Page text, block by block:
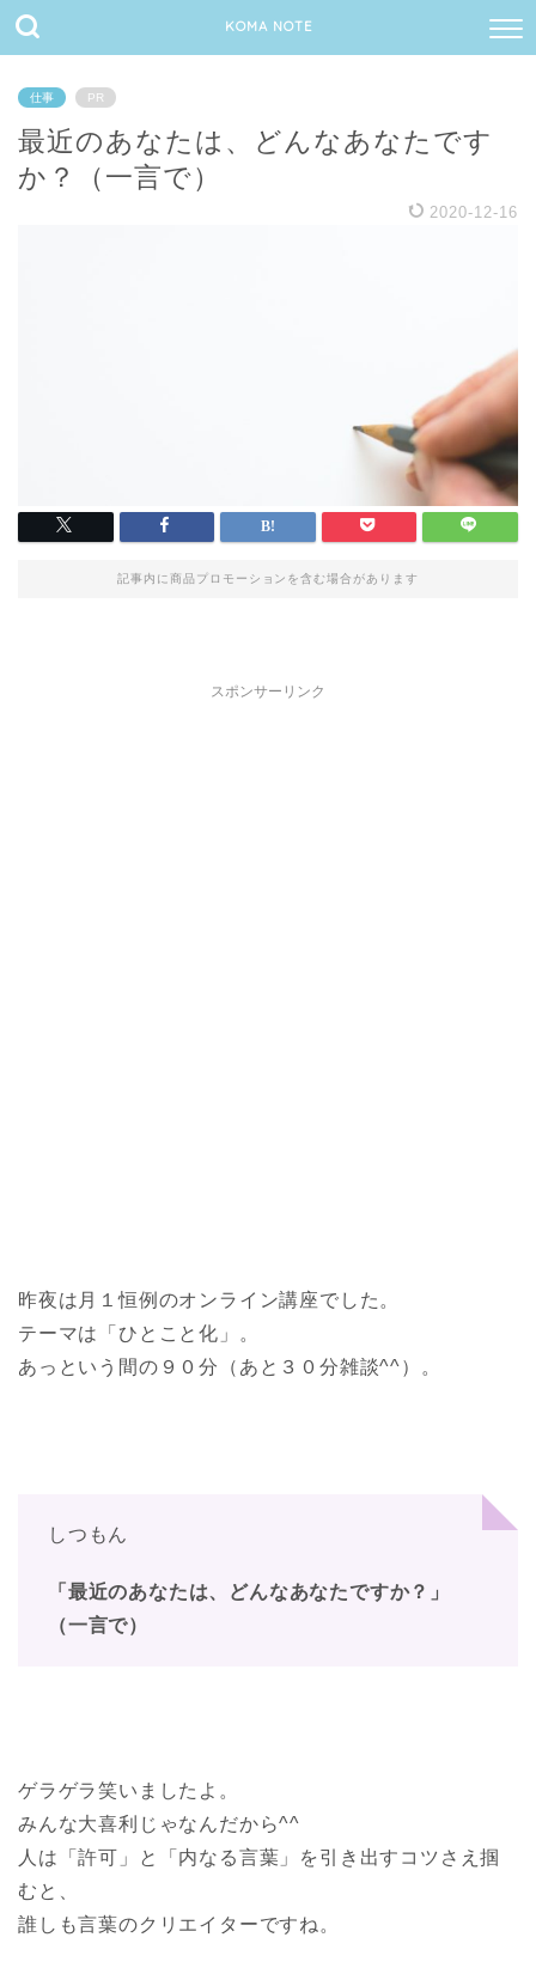
KOMA NOTE
仕事 PR
最近のあなたは、どんなあなたです
か？（一言で）
2020-12-16
記事内に商品プロモーションを含む場合があります
スポンサーリンク
昨夜は月１恒例のオンライン講座でした。
テーマは「ひとこと化」。
あっという間の９０分（あと３０分雑談^^）。
しつもん
「最近のあなたは、どんなあなたですか？」
（一言で）
ゲラゲラ笑いましたよ。
みんな大喜利じゃなんだから^^
人は「許可」と「内なる言葉」を引き出すコツさえ掴
むと、
誰しも言葉のクリエイターですね。